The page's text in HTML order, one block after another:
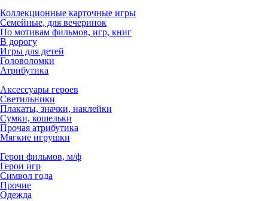
Коллекционные карточные игры
Семейные, для вечеринок
По мотивам фильмов, игр, книг
В дорогу
Игры для детей
Головоломки
Атрибутика
Аксессуары героев
Светильники
Плакаты, значки, наклейки
Сумки, кошельки
Прочая атрибутика
Мягкие игрушки
Герои фильмов, м/ф
Герои игр
Символ года
Прочие
Одежда